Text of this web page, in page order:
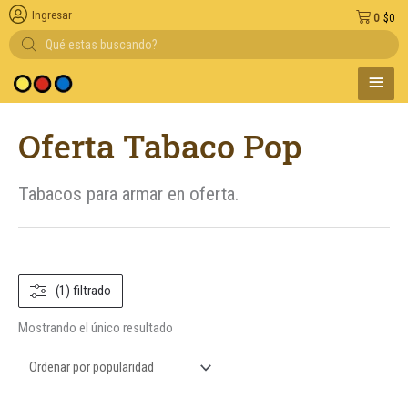
Búsqueda
de
productos
de pago
$0
0
Ingresar
MENÚ
Oferta Tabaco Pop
Tabacos para armar en oferta.
(1) filtrado
Mostrando el único resultado